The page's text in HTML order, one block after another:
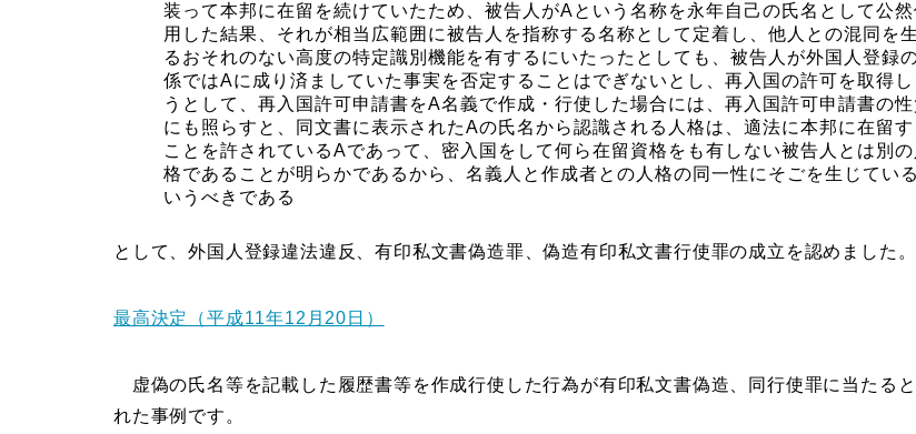
装って本邦に在留を続けていたため、被告人がAという名称を永年自己の氏名として公然
用した結果、それが相当広範囲に被告人を指称する名称として定着し、他人との混同を
るおそれのない高度の特定識別機能を有するにいたったとしても、被告人が外国人登録
係ではAに成り済ましていた事実を否定することはでぎないとし、再入国の許可を取得し
うとして、再入国許可申請書をA名義で作成・行使した場合には、再入国許可申請書の性
にも照らすと、同文書に表示されたAの氏名から認識される人格は、適法に本邦に在留す
ことを許されているAであって、密入国をして何ら在留資格をも有しない被告人とは別の
格であることが明らかであるから、名義人と作成者との人格の同一性にそごを生じてい
いうべきである
として、外国人登録違法違反、有印私文書偽造罪、偽造有印私文書行使罪の成立を認めました。
最高決定（平成11年12月20日）
虚偽の氏名等を記載した履歴書等を作成行使した行為が有印私文書偽造、同行使罪に当たると
れた事例です。